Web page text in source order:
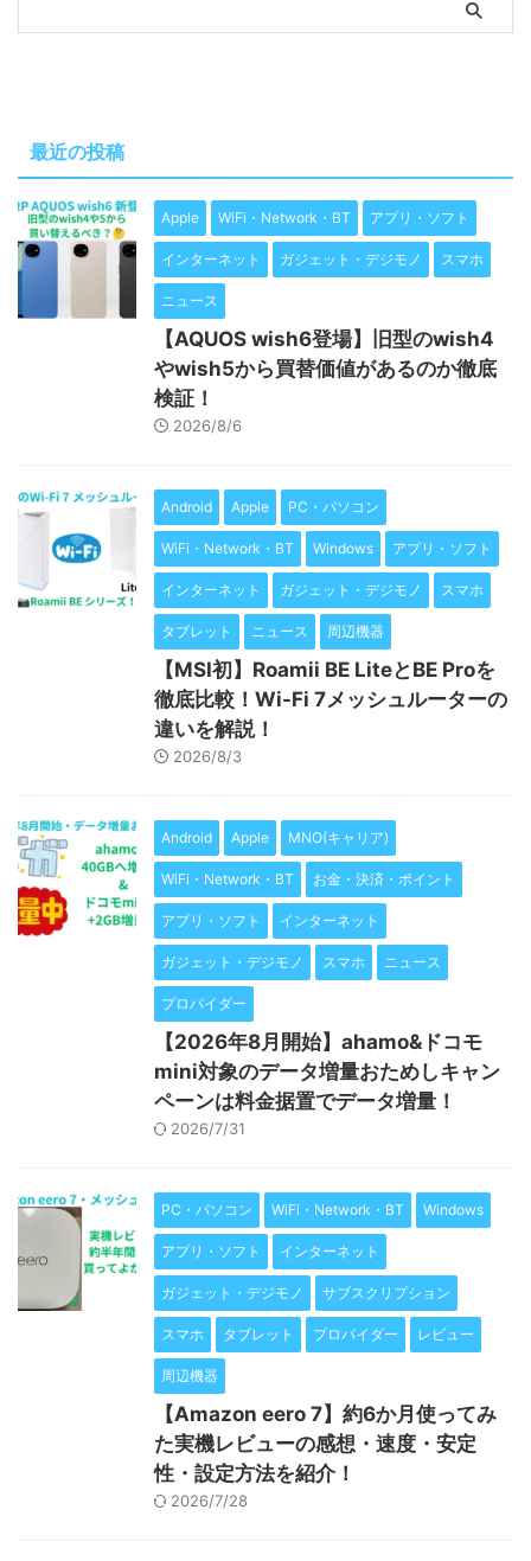
最近の投稿
Apple WiFi・Network・BT アプリ・ソフト
インターネット ガジェット・デジモノ スマホ
ニュース
【AQUOS wish6登場】旧型のwish4
やwish5から買替価値があるのか徹底
検証！
2026/8/6
Android Apple PC・パソコン
WiFi・Network・BT Windows アプリ・ソフト
インターネット ガジェット・デジモノ スマホ
タブレット ニュース 周辺機器
【MSI初】Roamii BE LiteとBE Proを
徹底比較！Wi-Fi 7メッシュルーターの
違いを解説！
2026/8/3
Android Apple MNO(キャリア)
WiFi・Network・BT お金・決済・ポイント
アプリ・ソフト インターネット
ガジェット・デジモノ スマホ ニュース
プロバイダー
【2026年8月開始】ahamo&ドコモ
mini対象のデータ増量おためしキャン
ペーンは料金据置でデータ増量！
2026/7/31
PC・パソコン WiFi・Network・BT Windows
アプリ・ソフト インターネット
ガジェット・デジモノ サブスクリプション
スマホ タブレット プロバイダー レビュー
周辺機器
【Amazon eero 7】約6か月使ってみ
た実機レビューの感想・速度・安定
性・設定方法を紹介！
2026/7/28